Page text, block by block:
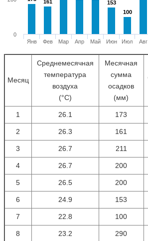
161
161
153
153
100
100
Янв Фев Мар Апр Май Июн Июл Авг
0
Месяц
Среднемесячная
температура
воздуха
(°С)
Месячная
сумма
осадков
(мм)
1 26.1 173
2 26.3 161
3 26.7 211
4 26.7 200
5 26.5 200
6 24.9 153
7 22.8 100
8 23.2 290